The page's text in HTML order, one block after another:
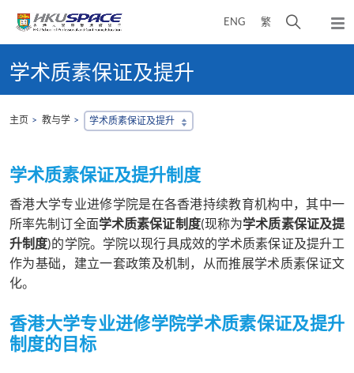
ENG 繁
开
弹
出
单
content
start学术质素保证及提升
主页 教与学 学术质素保证及提升
学术质素保证及提升制度
香港大学专业进修学院是在各香港持续教育机构中，其中一
所率先制订全面学术质素保证制度(现称为学术质素保证及提
升制度)的学院。学院以现行具成效的学术质素保证及提升工
作为基础，建立一套政策及机制，从而推展学术质素保证文
化。
香港大学专业进修学院学术质素保证及提升
制度的目标